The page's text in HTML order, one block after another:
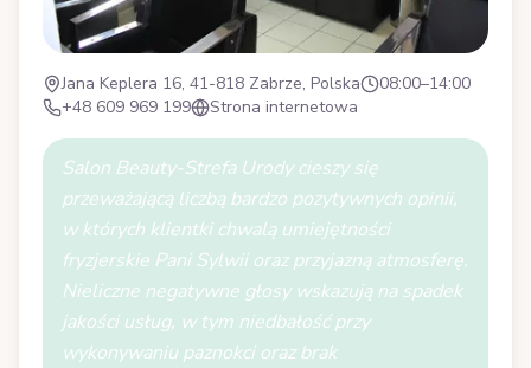
Jana Keplera 16, 41-818 Zabrze, Polska
08:00–14:00
+48 609 969 199
Strona internetowa
Salon Beauty-Strefa Urody cieszy się
przeważającą liczbą bardzo pozytywnych opinii,
w których klientki chwalą umiejętności
fryzjerskie Pani Sylwii oraz przyjazną atmosferę.
Nieliczne negatywne głosy wskazują na spadek
jakości usług, w tym niedbałość przy
wykonywaniu paznokci oraz brak